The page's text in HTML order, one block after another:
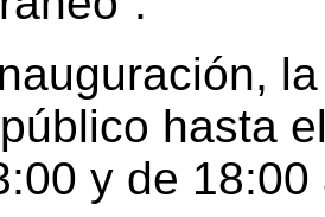
hasta
y de